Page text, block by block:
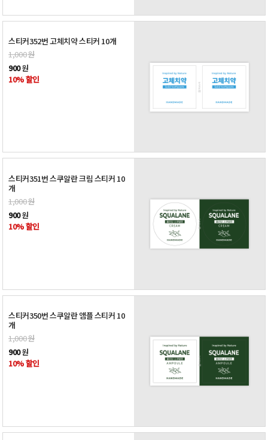
스티커352번 고체치약 스티커 10개
1,000원
900원
10% 할인
스티커351번 스쿠알란 크림 스티커 10
개
1,000원
900원
10% 할인
스티커350번 스쿠알란 앰플 스티커 10
개
1,000원
900원
10% 할인